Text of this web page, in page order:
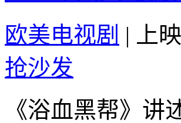
欧美电视剧 |
上
抢沙发
《浴血黑帮》